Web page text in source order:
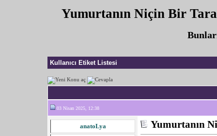
Yumurtanın Niçin Bir
Kullanıcı Etiket Listesi
03 Nisan 2025, 12:38
anatoLya Yumurtanın